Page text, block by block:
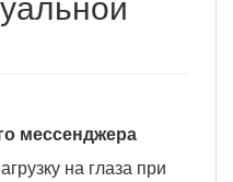
мессенджера
на глаза при